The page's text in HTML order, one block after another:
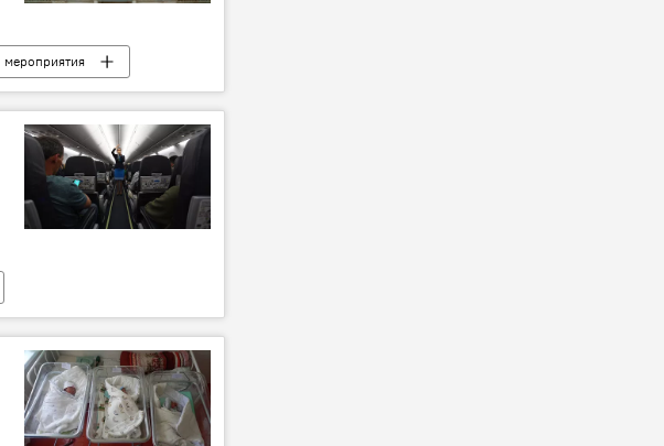
мероприятия